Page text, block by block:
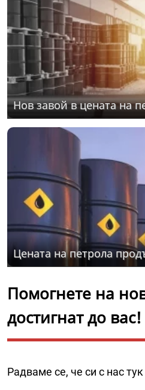
Нов завой в цената на
Цената на петрола
Помогнете на
достигнат до вас!
Радваме се, че си с нас тук